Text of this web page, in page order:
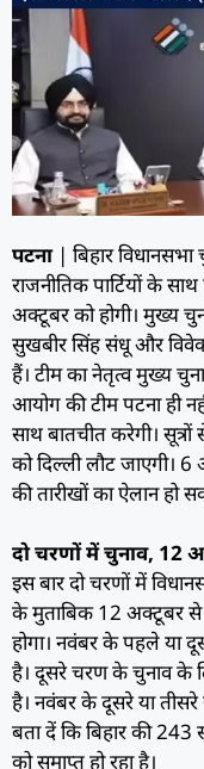
पटना| बिहार
राजनीतिक पार्टियों के
अक्टूबर को होगी। मुख्य
सुखबीर सिंह संधू और
हैं। टीम का नेतृत्व मुख्य
आयोग की टीम पटना ही
साथ बातचीत करेगी।
को दिल्ली लौट जाएगी।
की तारीखों का ऐलान हो
दो चरणों में चुनाव, 12
इस बार दो चरणों में
के मुताबिक 12 अक्टूबर
होगा। नवंबर के पहले या
है। दूसरे चरण के चुनाव के
है। नवंबर के दूसरे या
बता दें कि बिहार की 243
को समाप्त हो रहा है।